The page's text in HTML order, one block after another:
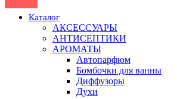
Каталог
АКСЕССУАРЫ
АНТИСЕПТИКИ
АРОМАТЫ
Автопарфюм
Бомбочки для ванны
Диффузоры
Духи